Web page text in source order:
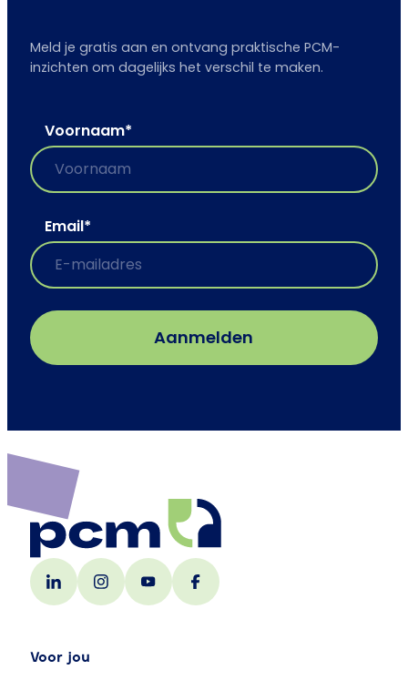
Meld je gratis aan en ontvang praktische PCM-
inzichten om dagelijks het verschil te maken.
Voornaam*
Email*
Voor jou